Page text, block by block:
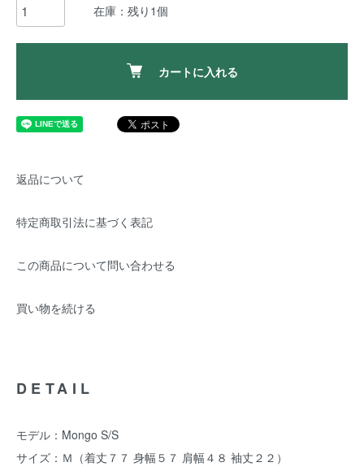
在庫：残り1個
カートに入れる
返品について
特定商取引法に基づく表記
この商品について問い合わせる
買い物を続ける
DETAIL
モデル：Mongo S/S
サイズ：Ｍ（着丈７７ 身幅５７ 肩幅４８ 袖丈２２）